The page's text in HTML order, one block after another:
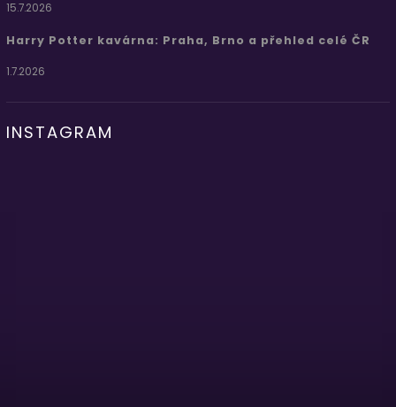
15.7.2026
Harry Potter kavárna: Praha, Brno a přehled celé ČR
1.7.2026
INSTAGRAM